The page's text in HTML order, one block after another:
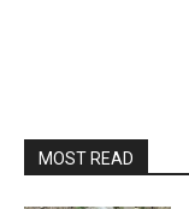
MOST READ